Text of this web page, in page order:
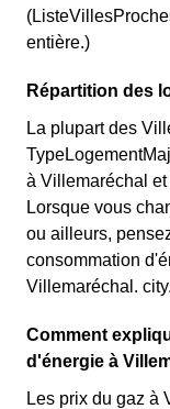
entière.)
Répartition des
La plupart des
à Villemaréchal
Lorsque vous
ou ailleurs,
consommation
Villemaréchal.
Comment
d'énergie à
Les prix du gaz à